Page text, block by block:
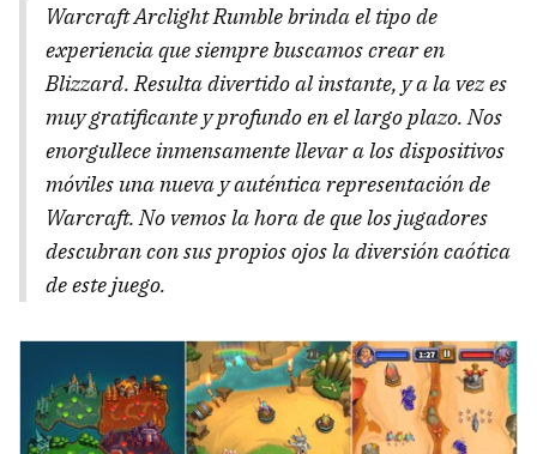
Warcraft Arclight Rumble brinda el tipo de
experiencia que siempre buscamos crear en
Blizzard. Resulta divertido al instante, y a la vez es
muy gratificante y profundo en el largo plazo. Nos
enorgullece inmensamente llevar a los dispositivos
móviles una nueva y auténtica representación de
Warcraft. No vemos la hora de que los jugadores
descubran con sus propios ojos la diversión caótica
de este juego.